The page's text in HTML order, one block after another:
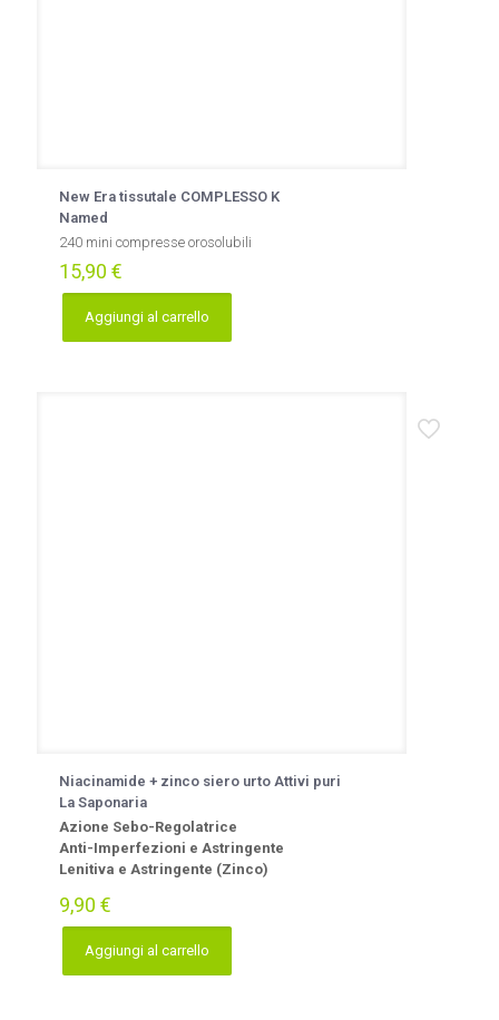
New Era tissutale COMPLESSO K
Named
240 mini compresse orosolubili
15,90 €
Aggiungi al carrello
Niacinamide + zinco siero urto Attivi puri
La Saponaria
Azione Sebo-Regolatrice
Anti-Imperfezioni e Astringente
Lenitiva e Astringente (Zinco)
9,90 €
Aggiungi al carrello